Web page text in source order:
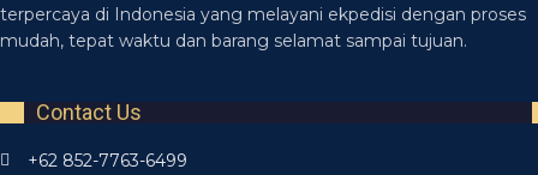
terpercaya di Indonesia yang melayani ekpedisi dengan proses
mudah, tepat waktu dan barang selamat sampai tujuan.
Contact Us
+62 852-7763-6499